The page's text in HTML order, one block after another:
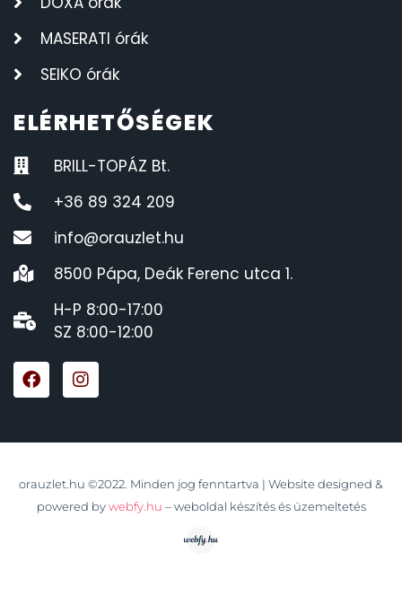
MASERATI órák
SEIKO órák
ELÉRHETŐSÉGEK
BRILL-TOPÁZ Bt.
+36 89 324 209
info@orauzlet.hu
8500 Pápa, Deák Ferenc utca 1.
H-P 8:00-17:00
SZ 8:00-12:00
orauzlet.hu ©2022. Minden jog fenntartva | Website designed &
powered by webfy.hu – weboldal készítés és üzemeltetés